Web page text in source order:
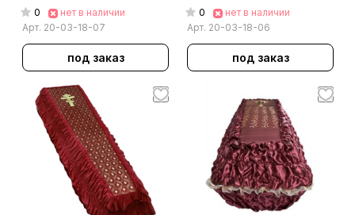
03-18-07
0
нет в наличии
Арт. 20-03-18-07
под заказ
0
нет в наличии
Арт. 20-03-18-06
под заказ